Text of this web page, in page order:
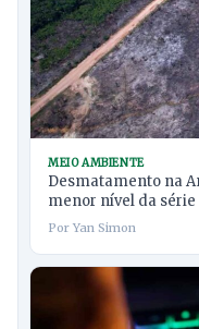
MEIO AMBIENTE
Desmatamento na
menor nível da série
Por Yan Simon